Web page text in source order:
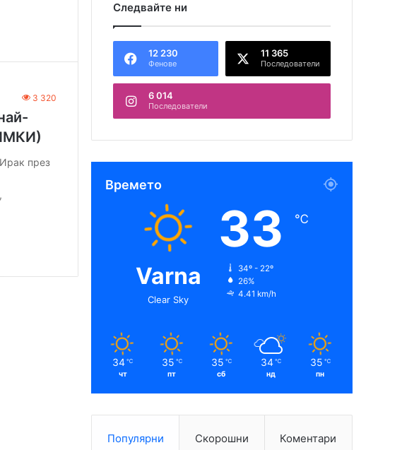
3 320
през
Следвайте ни
12 230
Фенове
11 365
Последователи
6 014
Последователи
Времето
Varna
Clear Sky
33 ℃
34º - 22º
26%
4.41 km/h
34 ℃
чт
35 ℃
пт
35 ℃
сб
34 ℃
нд
35 ℃
пн
Популярни Скорошни Коментари